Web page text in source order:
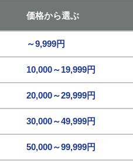
価格から選ぶ
～9,999円
10,000～19,999円
20,000～29,999円
30,000～49,999円
50,000～99,999円